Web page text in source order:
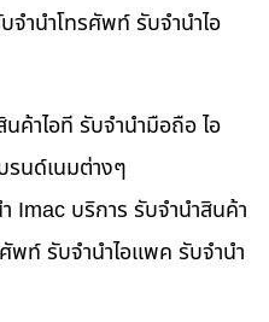
จำนำโทรศัพท์ รับจำนำไอ
ค้าไอที รับจำนำมือถือ ไอ
รนด์เนมต่างๆ
Imac บริการ รับจำนำสินค้า
พท์ รับจำนำไอแพค รับจำนำ